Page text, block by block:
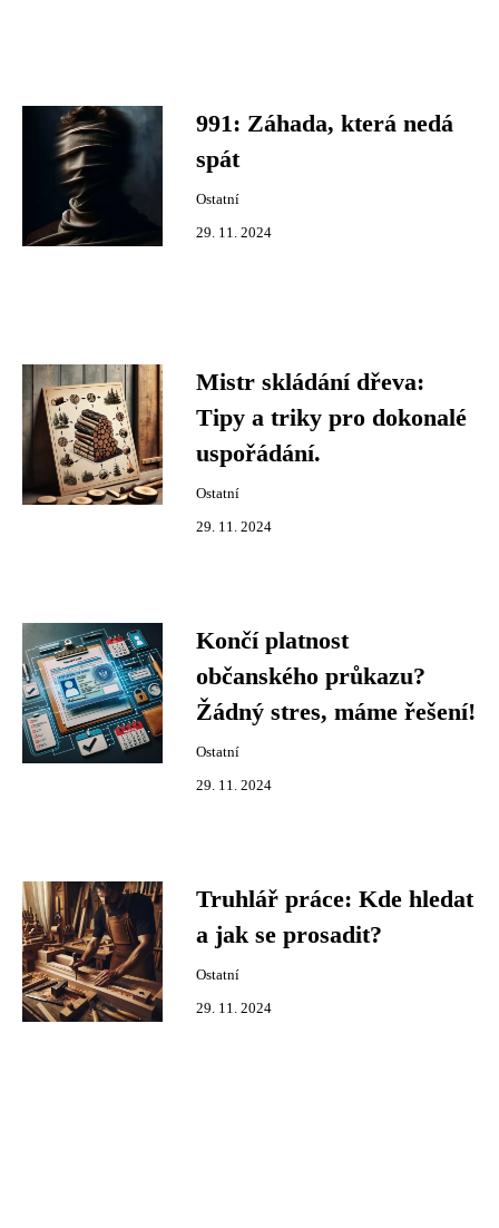
991: Záhada, která nedá
spát
Ostatní
29. 11. 2024
Mistr skládání dřeva:
Tipy a triky pro dokonalé
uspořádání.
Ostatní
29. 11. 2024
Končí platnost
občanského průkazu?
Žádný stres, máme řešení!
Ostatní
29. 11. 2024
Truhlář práce: Kde hledat
a jak se prosadit?
Ostatní
29. 11. 2024